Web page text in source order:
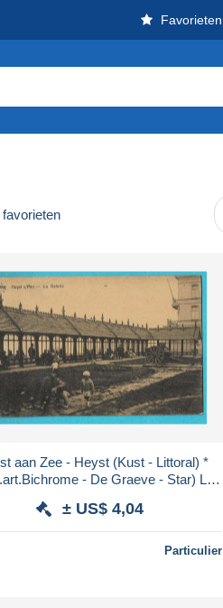
Favorieten
aan Zee - Heyst (Kust - Littoral) *
- De Graeve - Star) La
± US$ 4,04
Particulier